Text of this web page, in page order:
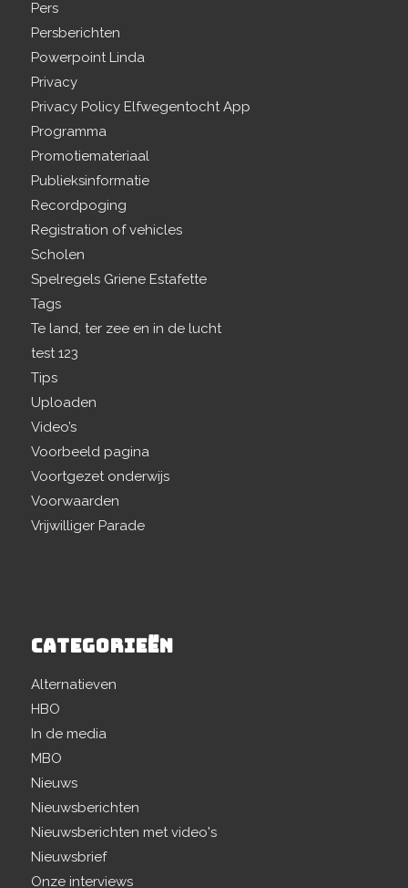
Pers
Persberichten
Powerpoint Linda
Privacy
Privacy Policy Elfwegentocht App
Programma
Promotiemateriaal
Publieksinformatie
Recordpoging
Registration of vehicles
Scholen
Spelregels Griene Estafette
Tags
Te land, ter zee en in de lucht
test 123
Tips
Uploaden
Video’s
Voorbeeld pagina
Voortgezet onderwijs
Voorwaarden
Vrijwilliger Parade
CATEGORIEËN
Alternatieven
HBO
In de media
MBO
Nieuws
Nieuwsberichten
Nieuwsberichten met video's
Nieuwsbrief
Onze interviews